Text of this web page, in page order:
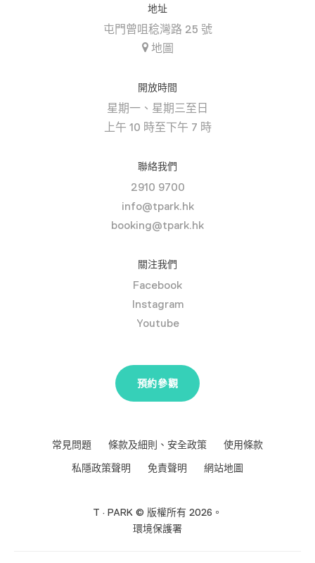
地址
屯門曾咀稔灣路 25 號
地圖
開放時間
星期一、星期三至日
上午 10 時至下午 7 時
聯絡我們
2910 9700
info@tpark.hk
booking@tpark.hk
關注我們
Facebook
Instagram
Youtube
預約參觀
常見問題 條款及細則、安全政策 使用條款
私隱政策聲明 免責聲明 網站地圖
T · PARK © 版權所有 2026。
環境保護署